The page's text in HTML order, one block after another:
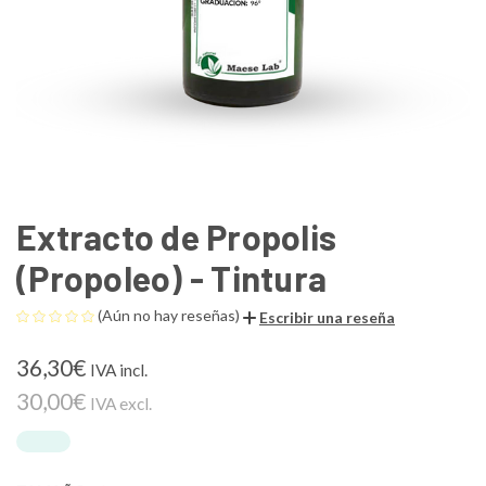
Extracto de Propolis
(Propoleo) - Tintura
(Aún no hay reseñas) Escribir una reseña
36,30€ IVA incl.
30,00€ IVA excl.